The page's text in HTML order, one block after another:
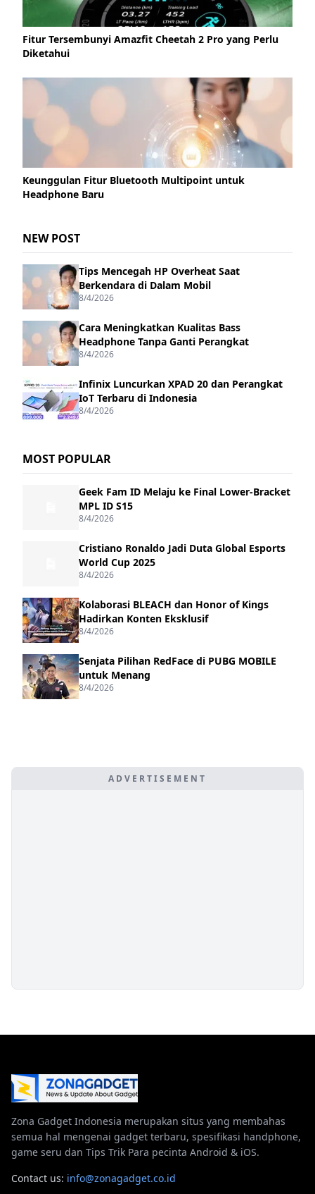
Fitur Tersembunyi Amazfit Cheetah 2 Pro yang Perlu
Diketahui
Keunggulan Fitur Bluetooth Multipoint untuk
Headphone Baru
NEW POST
Tips Mencegah HP Overheat Saat
Berkendara di Dalam Mobil
8/4/2026
Cara Meningkatkan Kualitas Bass
Headphone Tanpa Ganti Perangkat
8/4/2026
Infinix Luncurkan XPAD 20 dan Perangkat
IoT Terbaru di Indonesia
8/4/2026
MOST POPULAR
Geek Fam ID Melaju ke Final Lower-Bracket
MPL ID S15
8/4/2026
Cristiano Ronaldo Jadi Duta Global Esports
World Cup 2025
8/4/2026
Kolaborasi BLEACH dan Honor of Kings
Hadirkan Konten Eksklusif
8/4/2026
Senjata Pilihan RedFace di PUBG MOBILE
untuk Menang
8/4/2026
ADVERTISEMENT
Zona Gadget Indonesia merupakan situs yang membahas
semua hal mengenai gadget terbaru, spesifikasi handphone,
game seru dan Tips Trik Para pecinta Android & iOS.
Contact us: info@zonagadget.co.id